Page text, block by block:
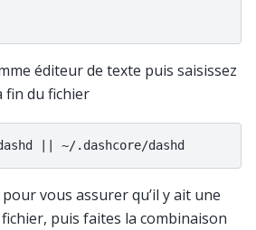
éditeur de texte puis saisissez
fin du fichier
vous assurer qu’il y ait une
puis faites la combinaison